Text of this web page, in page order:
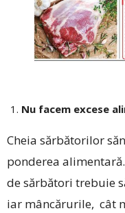
Nu facem excese
Cheia sărbătorilor
ponderea
de sărbători trebuie
iar mâncărurile, cât